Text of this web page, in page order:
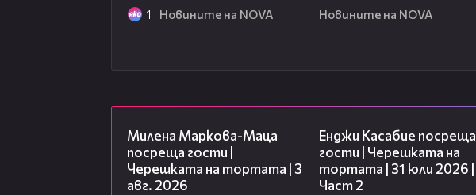
1 Новините на NOVA Новините на NOVA
Милена Маркова-Маца
посреща гости |
Черешката на тортата | 3
авг. 2026
Енджи Касабие посреща
гости | Черешката на
тортата | 31 юли 2026 |
Част 2